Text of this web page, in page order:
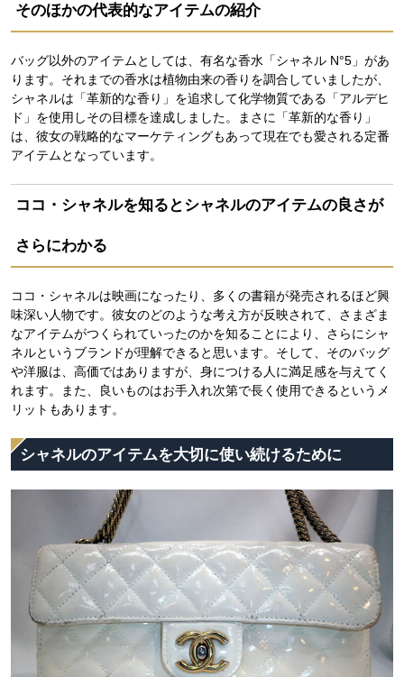
そのほかの代表的なアイテムの紹介
バッグ以外のアイテムとしては、有名な香水「シャネル N°5」があ
ります。それまでの香水は植物由来の香りを調合していましたが、
シャネルは「革新的な香り」を追求して化学物質である「アルデヒ
ド」を使用しその目標を達成しました。まさに「革新的な香り」
は、彼女の戦略的なマーケティングもあって現在でも愛される定番
アイテムとなっています。
ココ・シャネルを知るとシャネルのアイテムの良さが
さらにわかる
ココ・シャネルは映画になったり、多くの書籍が発売されるほど興
味深い人物です。彼女のどのような考え方が反映されて、さまざま
なアイテムがつくられていったのかを知ることにより、さらにシャ
ネルというブランドが理解できると思います。そして、そのバッグ
や洋服は、高価ではありますが、身につける人に満足感を与えてく
れます。また、良いものはお手入れ次第で長く使用できるというメ
リットもあります。
シャネルのアイテムを大切に使い続けるために